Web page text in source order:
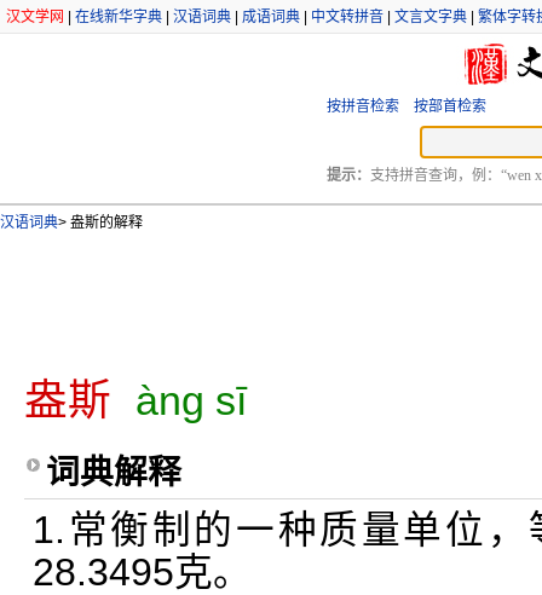
汉文学网 在线新华字典 汉语词典 成语词典 中文转拼音 文言文字典 繁体字转
按拼音检索 按部首检索
提示： 支持拼音查询，例：“wen
汉语词典> 盎斯的解释
盎斯 àng sī
词典解释
1.常衡制的一种质量单位
28.3495克。